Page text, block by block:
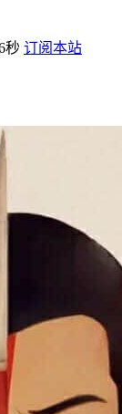
秒 订阅本站